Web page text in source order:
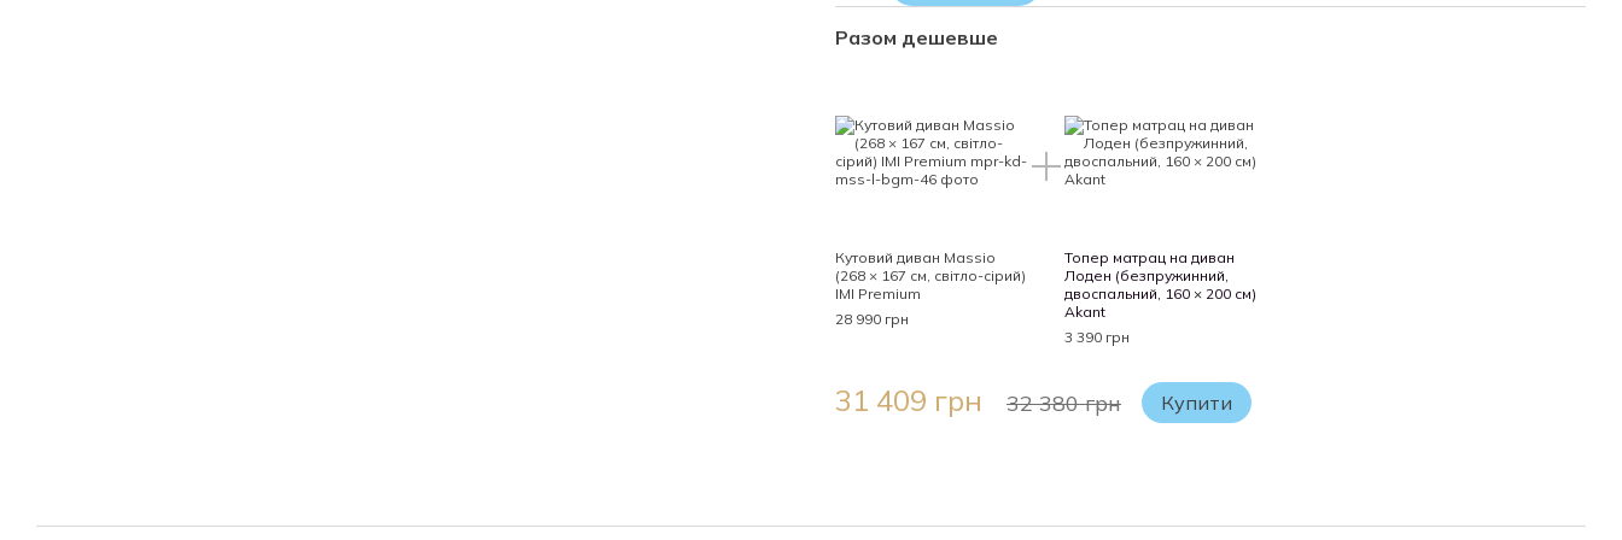
Разом дешевше
Кутовий диван Massio
(268 × 167 см, світло-сірий)
IMI Premium
28 990 грн
Топер матрац на диван
Лоден (безпружинний,
двоспальний, 160 × 200 см)
Akant
3 390 грн
31 409 грн 32 380 грн Купити